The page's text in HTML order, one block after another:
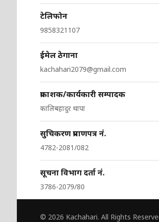
टेलिफोन
9858321107
ईमेल ठेगाना
kachahari2079@gmail.com
प्रकाशक/कार्यकारी सम्पादक
कालिबहादुर थापा
सुचिकरण प्रमाणपत्र नं.
4782-2081/082
सूचना विभाग दर्ता नं.
3786-2079/80
© 2026 Kachahari. All Rights